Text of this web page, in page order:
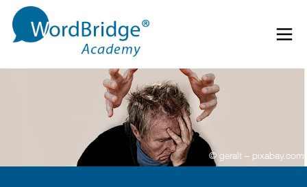
Direkt zum Inhalt springen
© geralt – pixabay.com